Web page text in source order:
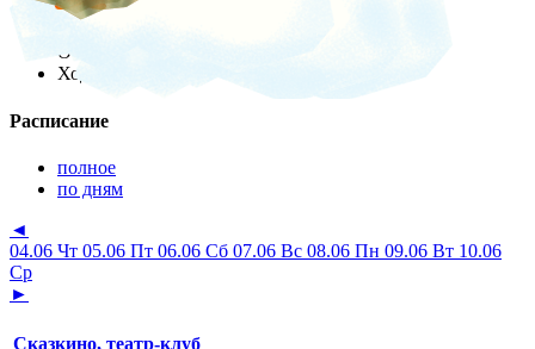
О событии пишут
Ходили:
Расписание
полное
по дням
◄
04.06 Чт 05.06 Пт 06.06 Сб 07.06 Вс 08.06 Пн 09.06 Вт 10.06
Ср
►
Сказкино, театр-клуб